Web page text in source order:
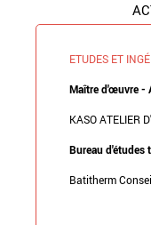
ETUDES ET
Maître d'œuvre -
KASO ATELIER
Bureau d'études
Batitherm